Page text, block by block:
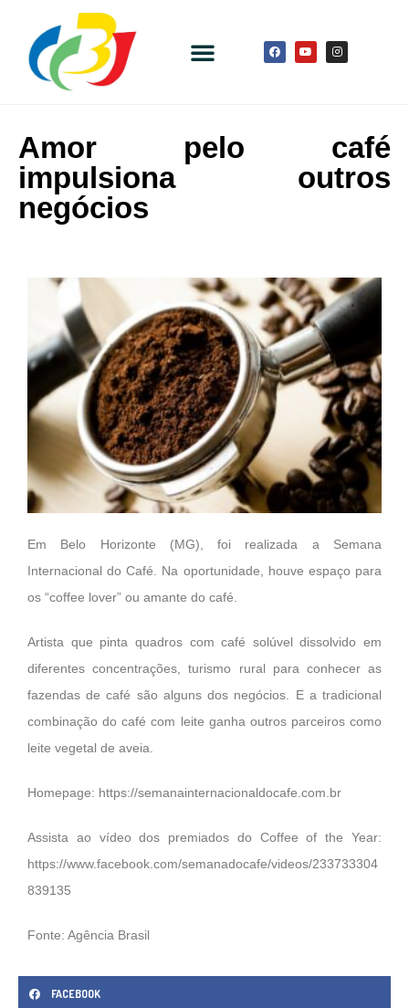
Amor pelo café
impulsiona outros
negócios
Em Belo Horizonte (MG), foi realizada a Semana
Internacional do Café. Na oportunidade, houve espaço para
os “coffee lover” ou amante do café.
Artista que pinta quadros com café solúvel dissolvido em
diferentes concentrações, turismo rural para conhecer as
fazendas de café são alguns dos negócios. E a tradicional
combinação do café com leite ganha outros parceiros como
leite vegetal de aveia.
Homepage: https://semanainternacionaldocafe.com.br
Assista ao vídeo dos premiados do Coffee of the Year:
https://www.facebook.com/semanadocafe/videos/233733304
839135
Fonte: Agência Brasil
FACEBOOK